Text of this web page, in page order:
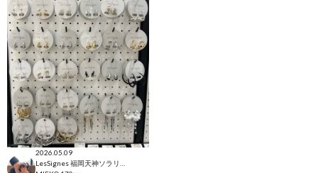
2026.05.09